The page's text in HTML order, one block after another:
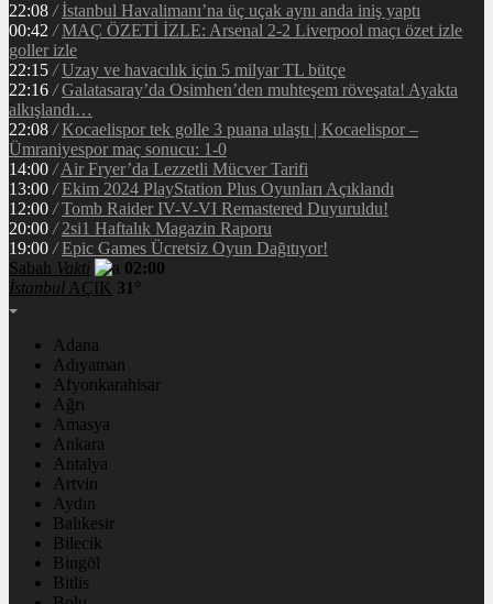
22:08 / İstanbul Havalimanı’na üç uçak aynı anda iniş yaptı
00:42 / MAÇ ÖZETİ İZLE: Arsenal 2-2 Liverpool maçı özet izle
goller izle
22:15 / Uzay ve havacılık için 5 milyar TL bütçe
22:16 / Galatasaray’da Osimhen’den muhteşem röveşata! Ayakta
alkışlandı…
22:08 / Kocaelispor tek golle 3 puana ulaştı | Kocaelispor –
Ümraniyespor maç sonucu: 1-0
14:00 / Air Fryer’da Lezzetli Mücver Tarifi
13:00 / Ekim 2024 PlayStation Plus Oyunları Açıklandı
12:00 / Tomb Raider IV-V-VI Remastered Duyuruldu!
20:00 / 2si1 Haftalık Magazin Raporu
19:00 / Epic Games Ücretsiz Oyun Dağıtıyor!
Sabah Vakti
02:00
İstanbul AÇIK 31°
Adana
Adıyaman
Afyonkarahisar
Ağrı
Amasya
Ankara
Antalya
Artvin
Aydın
Balıkesir
Bilecik
Bingöl
Bitlis